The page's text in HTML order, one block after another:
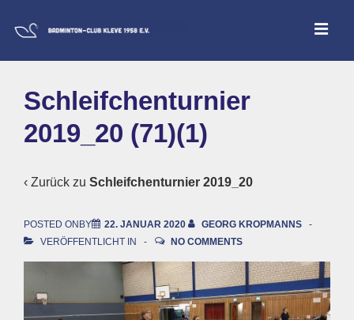
Zum
Navigation
Schleifchenturnier
2019_20 (71)(1)
‹ Zurück zu Schleifchenturnier 2019_20
POSTED ONBY 22. JANUAR 2020
GEORG KROPMANNS
VERÖFFENTLICHT IN
NO COMMENTS